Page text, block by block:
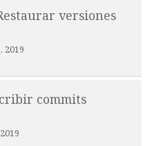
versiones
2019
commits